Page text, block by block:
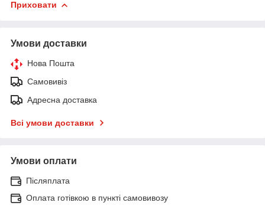
Приховати
Умови доставки
Нова Пошта
Самовивіз
Адресна доставка
Всі умови доставки
Умови оплати
Післяплата
Оплата готівкою в пункті самовивозу